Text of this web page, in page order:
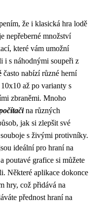
že i klasická hra lodě
nepřeberné množství
které vám umožní
i s náhodnými soupeři z
často nabízí různé herní
až po varianty s
zbraněmi. Mnoho
na různých
jak si zlepšit své
s živými protivníky.
ideální pro hraní na
poutavé grafice si můžete
Některé aplikace dokonce
hry, což přidává na
přednost hraní na